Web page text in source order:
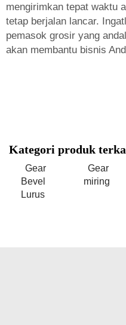
mengirimkan tepat waktu
tetap berjalan lancar.
pemasok grosir yang
akan membantu bisnis
Kategori produk
Gear
Bevel
Lurus
Gear
miring